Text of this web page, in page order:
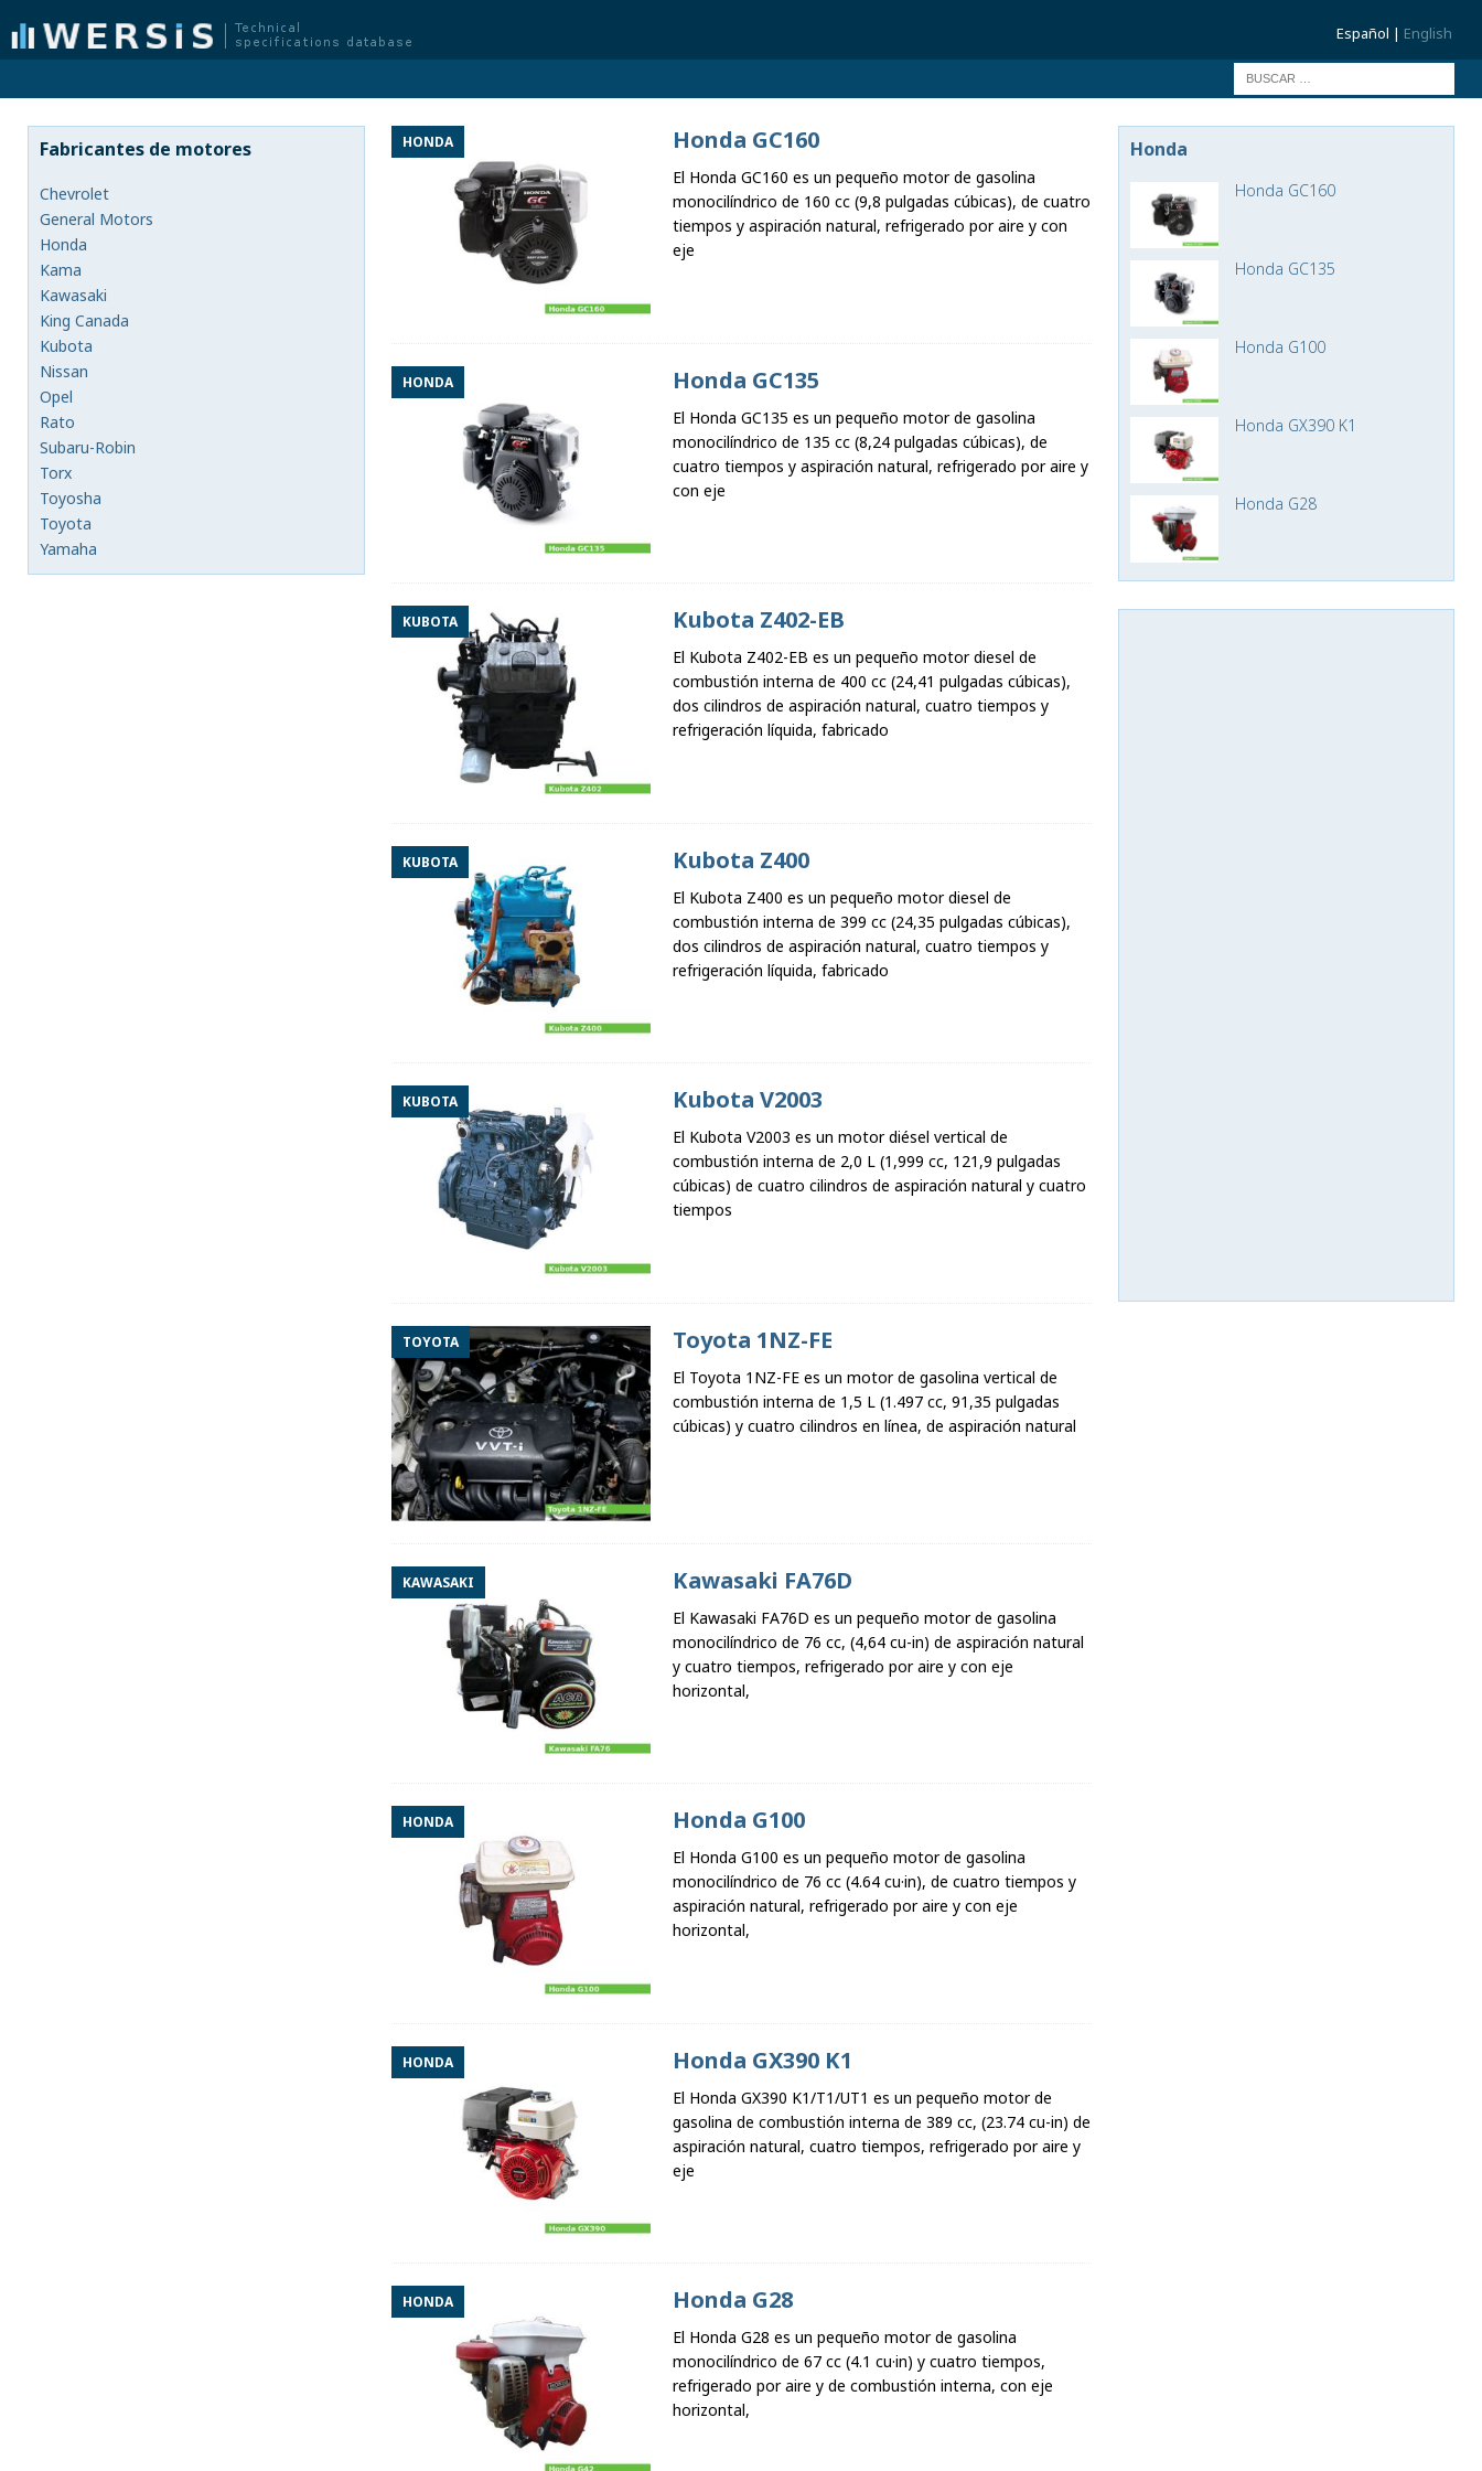
Español | English
HONDA Honda GC160
El Honda GC160 es un pequeño motor de gasolina
monocilíndrico de 160 cc (9,8 pulgadas cúbicas), de cuatro
tiempos y aspiración natural, refrigerado por aire y con
eje
HONDA Honda GC135
El Honda GC135 es un pequeño motor de gasolina
monocilíndrico de 135 cc (8,24 pulgadas cúbicas), de
cuatro tiempos y aspiración natural, refrigerado por aire y
con eje
KUBOTA Kubota Z402-EB
El Kubota Z402-EB es un pequeño motor diesel de
combustión interna de 400 cc (24,41 pulgadas cúbicas),
dos cilindros de aspiración natural, cuatro tiempos y
refrigeración líquida, fabricado
KUBOTA Kubota Z400
El Kubota Z400 es un pequeño motor diesel de
combustión interna de 399 cc (24,35 pulgadas cúbicas),
dos cilindros de aspiración natural, cuatro tiempos y
refrigeración líquida, fabricado
KUBOTA Kubota V2003
El Kubota V2003 es un motor diésel vertical de
combustión interna de 2,0 L (1,999 cc, 121,9 pulgadas
cúbicas) de cuatro cilindros de aspiración natural y cuatro
tiempos
TOYOTA Toyota 1NZ-FE
El Toyota 1NZ-FE es un motor de gasolina vertical de
combustión interna de 1,5 L (1.497 cc, 91,35 pulgadas
cúbicas) y cuatro cilindros en línea, de aspiración natural
KAWASAKI Kawasaki FA76D
El Kawasaki FA76D es un pequeño motor de gasolina
monocilíndrico de 76 cc, (4,64 cu-in) de aspiración natural
y cuatro tiempos, refrigerado por aire y con eje
horizontal,
HONDA Honda G100
El Honda G100 es un pequeño motor de gasolina
monocilíndrico de 76 cc (4.64 cu·in), de cuatro tiempos y
aspiración natural, refrigerado por aire y con eje
horizontal,
HONDA Honda GX390 K1
El Honda GX390 K1/T1/UT1 es un pequeño motor de
gasolina de combustión interna de 389 cc, (23.74 cu-in) de
aspiración natural, cuatro tiempos, refrigerado por aire y
eje
HONDA Honda G28
El Honda G28 es un pequeño motor de gasolina
monocilíndrico de 67 cc (4.1 cu·in) y cuatro tiempos,
refrigerado por aire y de combustión interna, con eje
horizontal,
Fabricantes de motores
Chevrolet
General Motors
Honda
Kama
Kawasaki
King Canada
Kubota
Nissan
Opel
Rato
Subaru-Robin
Torx
Toyosha
Toyota
Yamaha
Honda
Honda GC160
Honda GC135
Honda G100
Honda GX390 K1
Honda G28